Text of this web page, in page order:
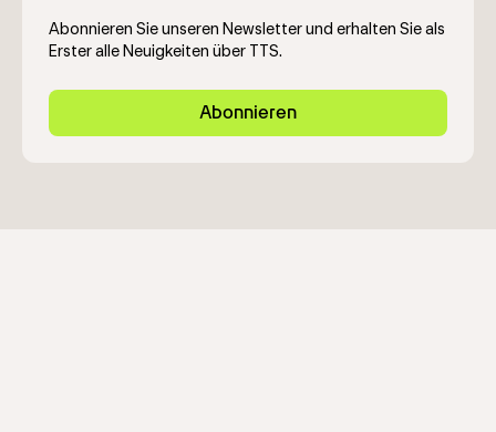
Abonnieren Sie unseren Newsletter und erhalten Sie als
Erster alle Neuigkeiten über TTS.
Abonnieren